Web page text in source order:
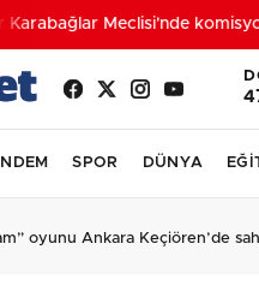
Meclisi'nde
SPOR DÜNYA
oyunu Ankara Keçiören’de